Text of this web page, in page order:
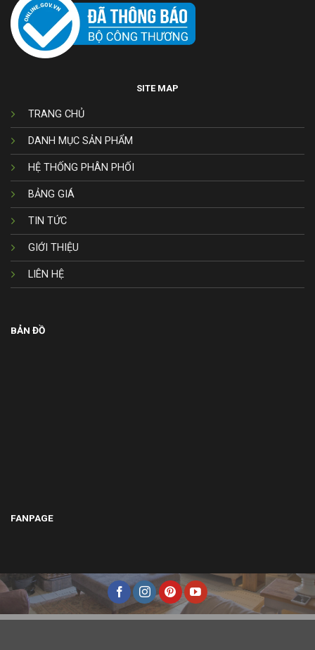
SITE MAP
TRANG CHỦ
DANH MỤC SẢN PHẨM
HỆ THỐNG PHÂN PHỐI
BẢNG GIÁ
TIN TỨC
GIỚI THIỆU
LIÊN HỆ
BẢN ĐỒ
FANPAGE